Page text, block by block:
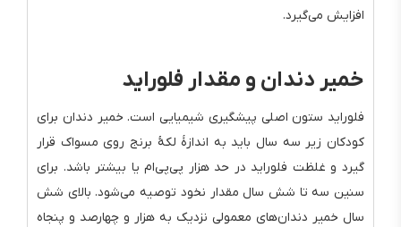
افزایش می‌گیرد.
خمیر دندان و مقدار فلوراید
فلوراید ستون اصلی پیشگیری شیمیایی است. خمیر دندان برای
کودکان زیر سه سال باید به اندازهٔ لکهٔ برنج روی مسواک قرار
گیرد و غلظت فلوراید در حد هزار پی‌پی‌ام یا بیشتر باشد. برای
سنین سه تا شش سال مقدار نخود توصیه می‌شود. بالای شش
سال خمیر دندان‌های معمولی نزدیک به هزار و چهارصد و پنجاه